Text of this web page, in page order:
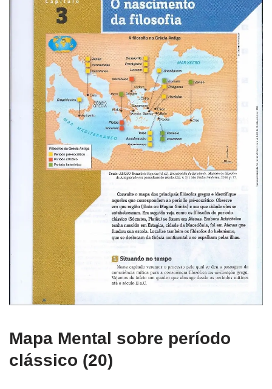
Mapa Mental sobre período
clássico (20)